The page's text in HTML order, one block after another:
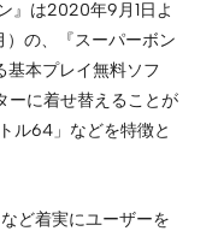
』は2020年9月1日よ
）の、『スーパーボン
基本プレイ無料ソフ
ーに着せ替えることが
ル64」などを特徴と
ど着実にユーザーを